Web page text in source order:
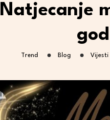
Natjecanje
Trend Blog Vijesti